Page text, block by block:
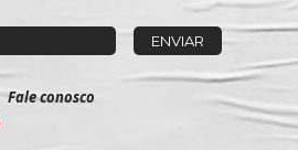
Fale conosco